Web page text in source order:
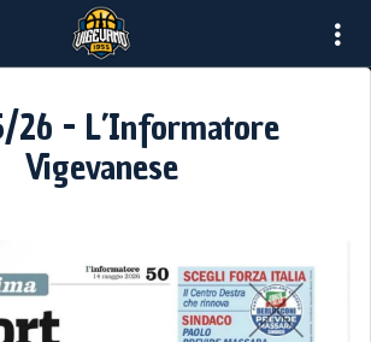
26 - L’Informatore
Vigevanese